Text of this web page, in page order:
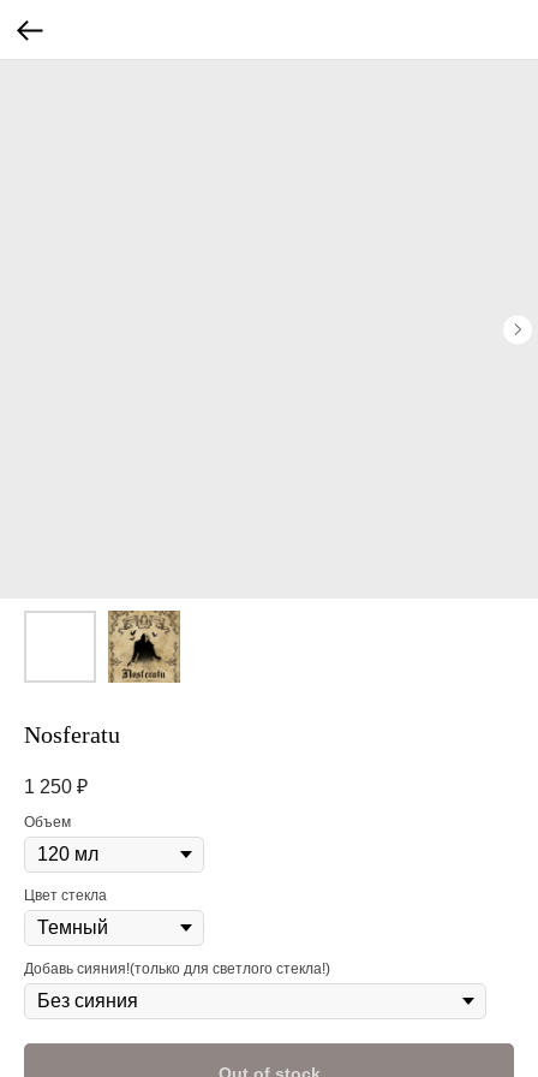
Nosferatu
1 250 ₽
Объем
Цвет стекла
Добавь сияния!(только для светлого стекла!)